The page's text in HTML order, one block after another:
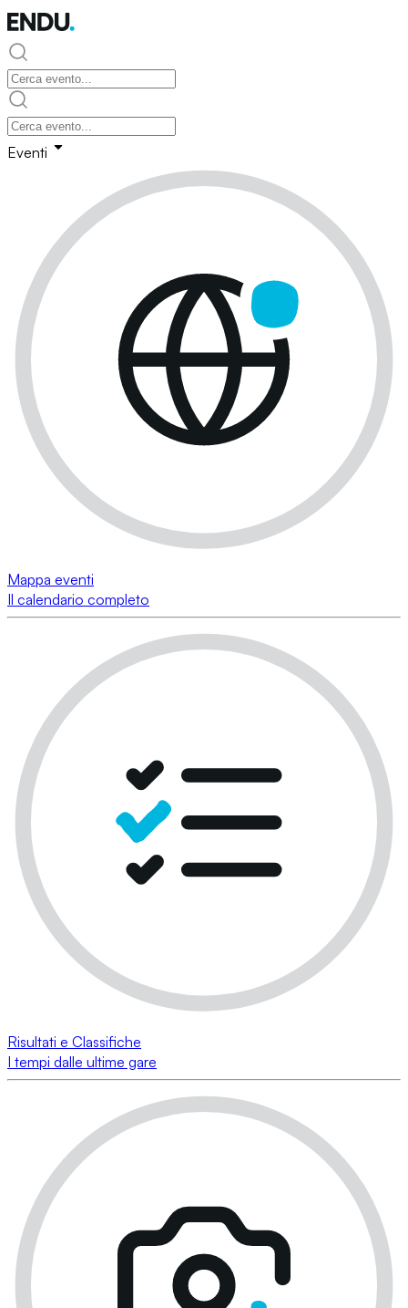
Eventi
Mappa eventi
Il calendario completo
Risultati e Classifiche
I tempi dalle ultime gare